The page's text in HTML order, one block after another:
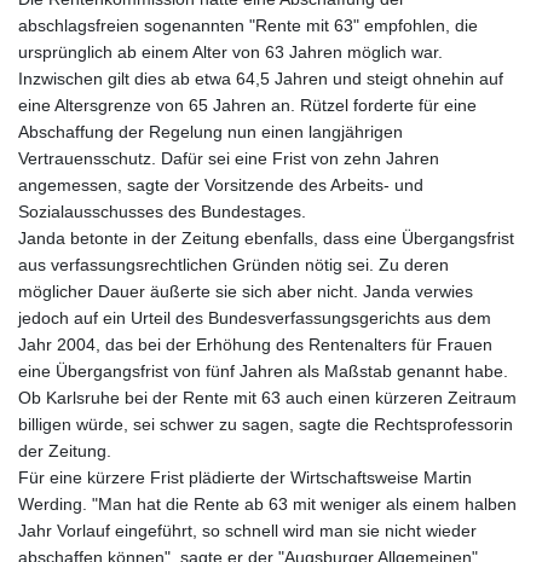
abschlagsfreien sogenannten "Rente mit 63" empfohlen, die
ursprünglich ab einem Alter von 63 Jahren möglich war.
Inzwischen gilt dies ab etwa 64,5 Jahren und steigt ohnehin auf
eine Altersgrenze von 65 Jahren an. Rützel forderte für eine
Abschaffung der Regelung nun einen langjährigen
Vertrauensschutz. Dafür sei eine Frist von zehn Jahren
angemessen, sagte der Vorsitzende des Arbeits- und
Sozialausschusses des Bundestages.
Janda betonte in der Zeitung ebenfalls, dass eine Übergangsfrist
aus verfassungsrechtlichen Gründen nötig sei. Zu deren
möglicher Dauer äußerte sie sich aber nicht. Janda verwies
jedoch auf ein Urteil des Bundesverfassungsgerichts aus dem
Jahr 2004, das bei der Erhöhung des Rentenalters für Frauen
eine Übergangsfrist von fünf Jahren als Maßstab genannt habe.
Ob Karlsruhe bei der Rente mit 63 auch einen kürzeren Zeitraum
billigen würde, sei schwer zu sagen, sagte die Rechtsprofessorin
der Zeitung.
Für eine kürzere Frist plädierte der Wirtschaftsweise Martin
Werding. "Man hat die Rente ab 63 mit weniger als einem halben
Jahr Vorlauf eingeführt, so schnell wird man sie nicht wieder
abschaffen können", sagte er der "Augsburger Allgemeinen".